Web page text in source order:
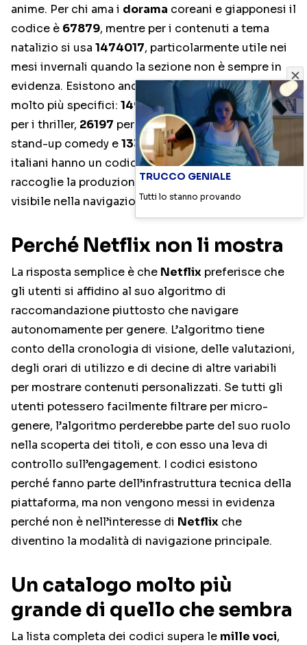
anime. Per chi ama i dorama coreani e giapponesi il
codice è 67879, mentre per i contenuti a tema
natalizio si usa 1474017, particolarmente utile nei
mesi invernali quando la sezione non è sempre in
evidenza. Esistono anche codici per sotto-generi
molto più specifici: 1492per la fantascienza,8933
per i thriller, 26197 per il true crime,11559per gli
stand-up comedy e13335 per i musical. I film
italiani hanno un codice dedicato,8221, che
raccoglie la produzione nazionale spesso poco
visibile nella navigazione standard.
Perché Netflix non li mostra
La risposta semplice è che Netflix preferisce che
gli utenti si affidino al suo algoritmo di
raccomandazione piuttosto che navigare
autonomamente per genere. L’algoritmo tiene
conto della cronologia di visione, delle valutazioni,
degli orari di utilizzo e di decine di altre variabili
per mostrare contenuti personalizzati. Se tutti gli
utenti potessero facilmente filtrare per micro-
genere, l’algoritmo perderebbe parte del suo ruolo
nella scoperta dei titoli, e con esso una leva di
controllo sull’engagement. I codici esistono
perché fanno parte dell’infrastruttura tecnica della
piattaforma, ma non vengono messi in evidenza
perché non è nell’interesse di Netflix che
diventino la modalità di navigazione principale.
Un catalogo molto più
grande di quello che sembra
La lista completa dei codici supera le mille voci,
TRUCCO GENIALE
Tutti lo stanno provando